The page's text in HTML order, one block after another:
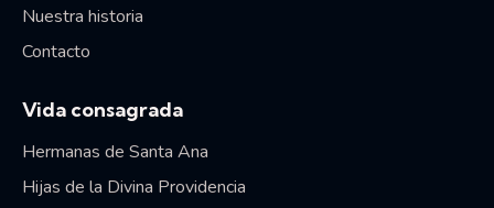
Nuestra historia
Contacto
Vida consagrada
Hermanas de Santa Ana
Hijas de la Divina Providencia